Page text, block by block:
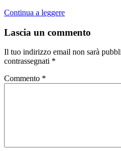
Continua a leggere
Lascia un commento
Il tuo indirizzo email non sarà
contrassegnati *
Commento *